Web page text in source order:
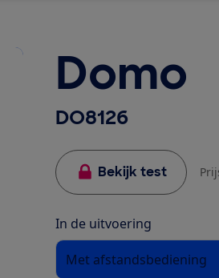
Domo
DO8126
Bekijk test
In de uitvoering
Met afstandsbediening